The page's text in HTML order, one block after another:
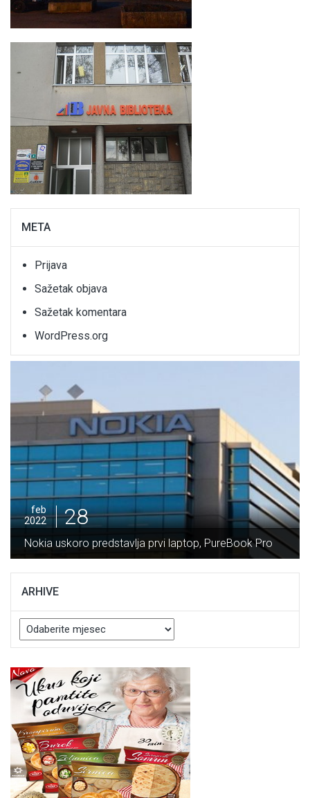
META
Prijava
Sažetak objava
Sažetak komentara
WordPress.org
feb
2022
28
Nokia uskoro predstavlja prvi laptop, PureBook Pro
ARHIVE
Arhive